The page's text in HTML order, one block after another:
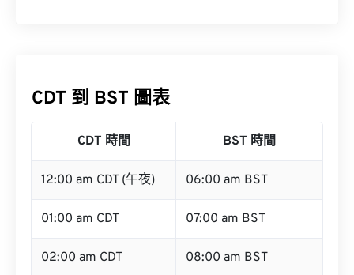
CDT 到 BST 圖表
CDT 時間 BST 時間
12:00 am CDT (午夜) 06:00 am BST
01:00 am CDT 07:00 am BST
02:00 am CDT 08:00 am BST